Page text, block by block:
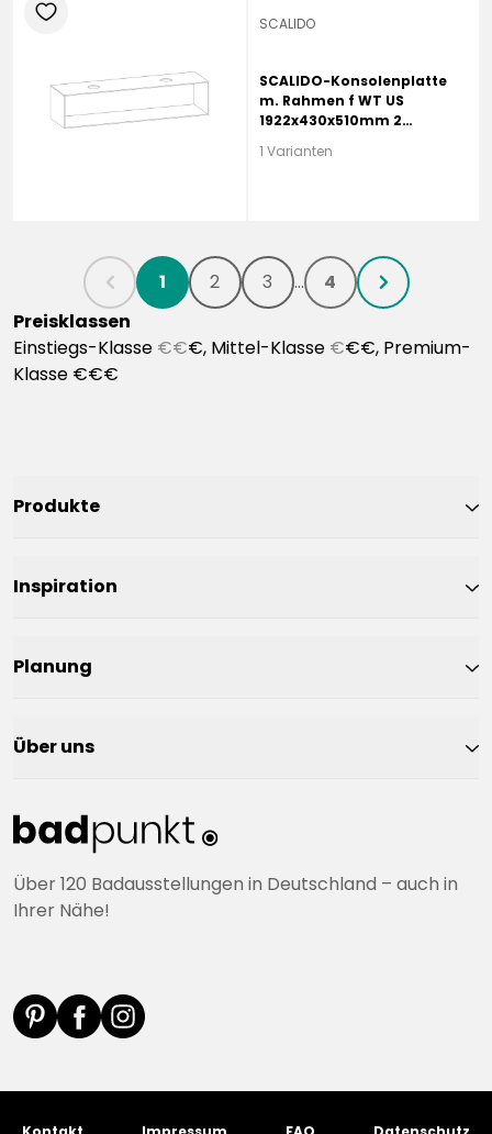
heart
SCALIDO
SCALIDO-Konsolenplatte
m. Rahmen f WT US
1922x430x510mm 2
1 Varianten
chevronLeft 1 2 3 ... 4 chevronRight
Preisklassen
Einstiegs-Klasse €€€, Mittel-Klasse €€€, Premium-
Klasse €€€
Über 120 Badausstellungen in Deutschland – auch in
Ihrer Nähe!
Produkte
Inspiration
Planung
Über uns